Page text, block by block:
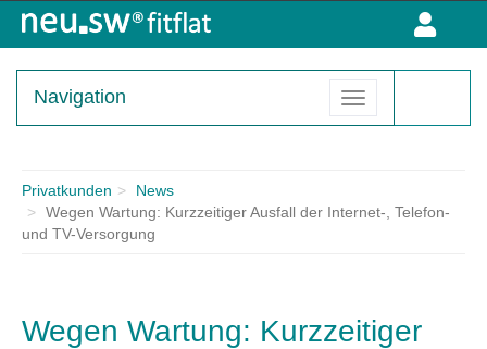
Glasfaser
Navigation
Privatkunden
News
Wegen Wartung: Kurzzeitiger Ausfall der Internet-, Telefon-
und TV-Versorgung
Wegen Wartung: Kurzzeitiger